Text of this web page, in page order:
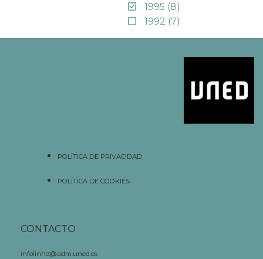
1995 (8)
1992 (7)
POLÍTICA DE PRIVACIDAD
POLÍTICA DE COOKIES
CONTACTO
infolinhd@adm.uned.es